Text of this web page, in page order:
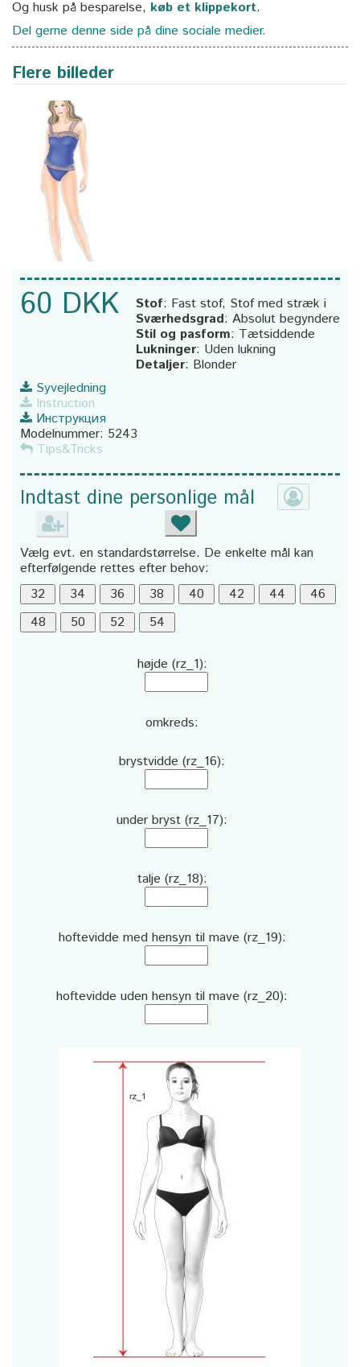
Og husk på besparelse, køb et klippekort.
Del gerne denne side på dine sociale medier.
Flere billeder
60 DKK Stof: Fast stof, Stof med stræk i
Sværhedsgrad: Absolut begyndere
Stil og pasform: Tætsiddende
Lukninger: Uden lukning
Detaljer: Blonder
Syvejledning
Instruction
Инструкция
Modelnummer: 5243
Tips&Tricks
Indtast dine personlige mål
Vælg evt. en standardstørrelse. De enkelte mål kan
efterfølgende rettes efter behov:
højde (rz_1):
omkreds:
brystvidde (rz_16):
under bryst (rz_17):
talje (rz_18):
hoftevidde med hensyn til mave (rz_19):
hoftevidde uden hensyn til mave (rz_20):